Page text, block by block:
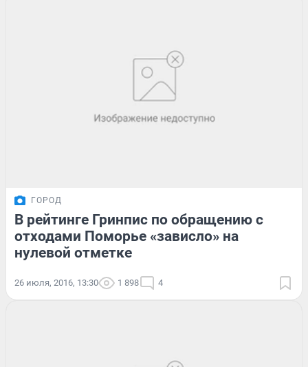
ГОРОД
В рейтинге Гринпис по обращению с
отходами Поморье «зависло» на
нулевой отметке
26 июля, 2016, 13:30 1 898 4